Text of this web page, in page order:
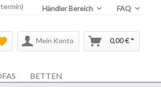
Händler Bereich FAQ
Mein Konto 0,00 € *
BETTEN